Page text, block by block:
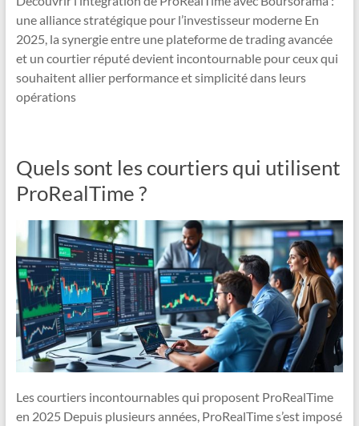
une alliance stratégique pour l’investisseur moderne En
2025, la synergie entre une plateforme de trading avancée
et un courtier réputé devient incontournable pour ceux qui
souhaitent allier performance et simplicité dans leurs
opérations
Quels sont les courtiers qui utilisent
ProRealTime ?
Les courtiers incontournables qui proposent ProRealTime
en 2025 Depuis plusieurs années, ProRealTime s’est imposé